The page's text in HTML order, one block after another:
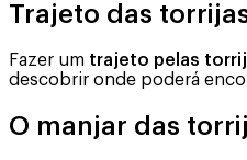
Trajeto das
Fazer um trajeto pelas
descobrir onde poderá
O manjar das